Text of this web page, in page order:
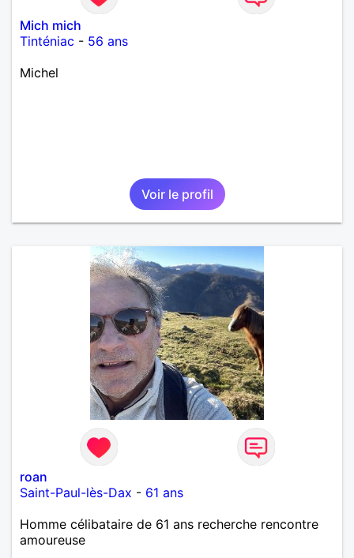
Mich mich
Tinténiac - 56 ans
Michel
Voir le profil
roan
Saint-Paul-lès-Dax - 61 ans
Homme célibataire de 61 ans recherche rencontre
amoureuse